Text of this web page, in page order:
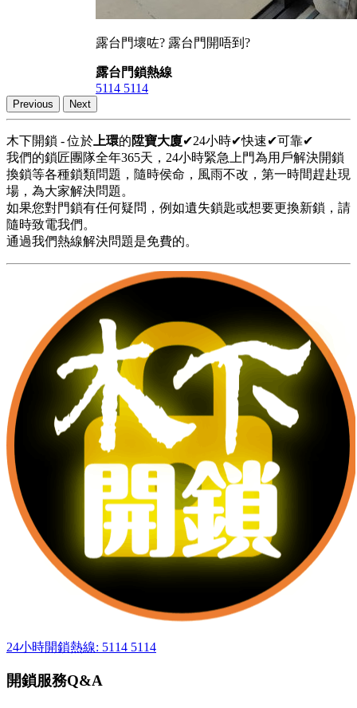
露台門壞咗? 露台門開唔到?
露台門鎖熱線
5114 5114
Previous Next
木下開鎖 - 位於 上環的陞寶大廈✔24小時✔快速✔可靠✔
我們的鎖匠團隊全年365天，24小時緊急上門為用戶解決開鎖
換鎖等各種鎖類問題，隨時侯命，風雨不改，第一時間趕赴現
場，為大家解決問題。
如果您對門鎖有任何疑問，例如遺失鎖匙或想要更換新鎖，請
隨時致電我們。
通過我們熱線解決問題是免費的。
24小時開鎖熱線: 5114 5114
開鎖服務Q&A